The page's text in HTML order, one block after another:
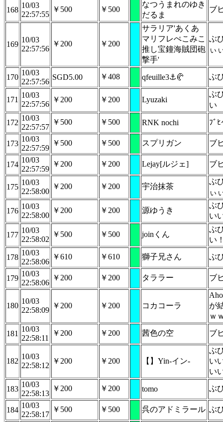
168
10/03
22:57:55
￥500 ￥500
なつうまれのゆき
だるま
ブ
169
10/03
22:57:56
￥200 ￥200
サラリア'あくあ
マリフレぺこみこ
推し宝鐘海賊団砲
撃手'
ぶ
ぃ
170
10/03
22:57:56
SGD5.00 ￥408 qfeuille3⚓🥐 ぶ
171
10/03
22:57:56
￥200 ￥200 Lyuzaki
ぶ
い
172
10/03
22:57:57
￥500 ￥500 RNK nochi ﾌﾞﾋ
173
10/03
22:57:59
￥500 ￥500 スプリガン ブ
174
10/03
22:57:59
￥200 ￥200 Lejay[ルジェ] ブ
175
10/03
22:58:00
￥200 ￥200 宇治抹茶
ぶ
ぃ
176
10/03
22:58:00
￥200 ￥200 源ゆうき
ぶ
い
177
10/03
22:58:02
￥500 ￥500 joinくん
ぶ
い
178
10/03
22:58:06
￥610 ￥610 獅子兄さん ぶ
179
10/03
22:58:06
￥200 ￥200 タララー ブ
180
10/03
22:58:09
￥200 ￥200 コカコーラ
が
ｗ
181
10/03
22:58:11
￥200 ￥200 茜色の空 ブ
182
10/03
22:58:12
￥200 ￥200 【】Yin-イン-
ぶ
い
い
183
10/03
22:58:13
￥200 ￥200 tomo ぶ
184
10/03
22:58:17
￥500 ￥500 呉のアドミラール ぶ